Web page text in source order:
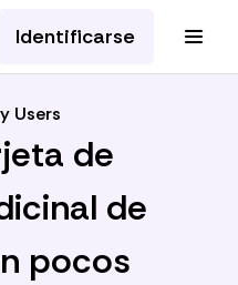
Identificarse
Users
de
de
pocos